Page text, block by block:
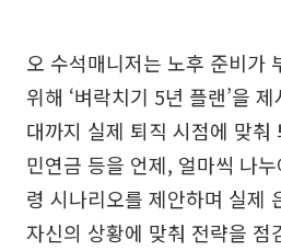
오 수석매니저는 노후 준비가
위해 ‘벼락치기 5년 플랜’을
대까지 실제 퇴직 시점에 맞춰
민연금 등을 언제, 얼마씩 나
령 시나리오를 제안하며 실제
자신의 상황에 맞춰 전략을 점